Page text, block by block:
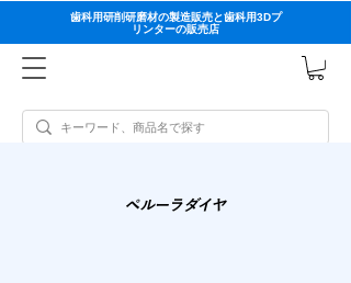
歯科用研削研磨材の製造販売と歯科用3Dプ
リンターの販売店
ペルーラダイヤ